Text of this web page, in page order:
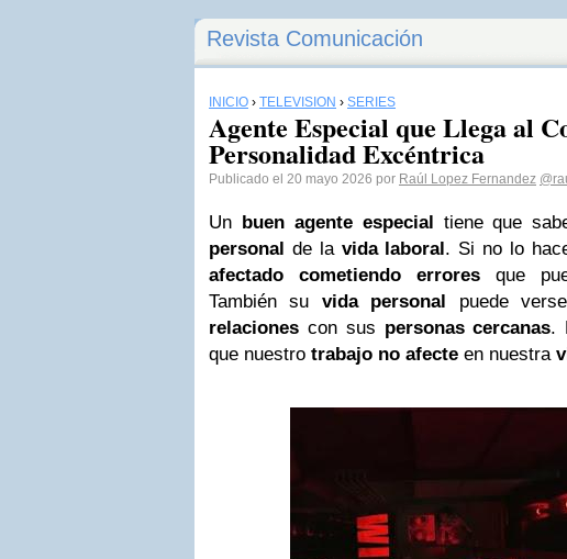
Revista Comunicación
INICIO › TELEVISIÓN › SERIES
Agente Especial que Llega al
Personalidad Excéntrica
Publicado el 20 mayo 2026 por Raúl Lopez Fernandez
Un buen agente especial tiene que
personal de la vida laboral. Si no lo
afectado
cometiendo errores que
También su vida personal puede
relaciones con sus personas cercanas.
que nuestro trabajo no afecte en nuestra